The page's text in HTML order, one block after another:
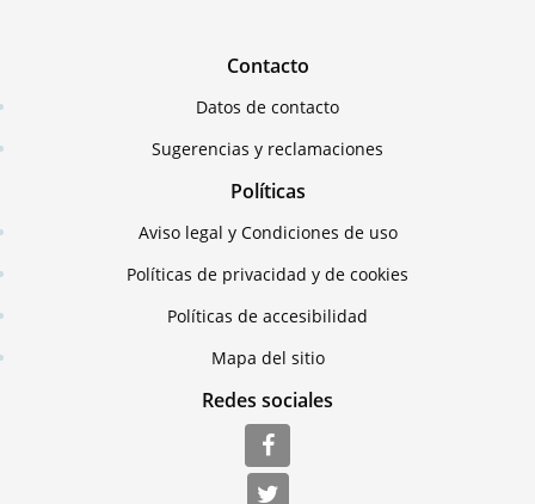
Contacto
Datos de contacto
Sugerencias y reclamaciones
Políticas
Aviso legal y Condiciones de uso
Políticas de privacidad y de cookies
Políticas de accesibilidad
Mapa del sitio
Redes sociales